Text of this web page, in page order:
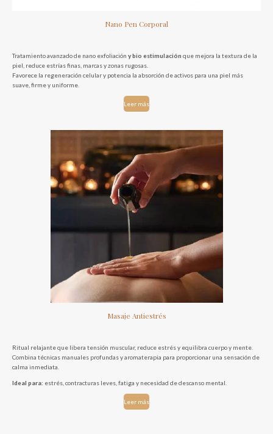
Nano Pen Corporal
Tratamiento avanzado de nano exfoliación y bio estimulación que mejora la textura de la
piel, reduce estrías finas, marcas y zonas rugosas.
Favorece la regeneración celular y potencia la absorción de activos para una piel más
suave, firme y uniforme.
Leer más
Masaje Antiestrés
Ritual relajante que libera tensión muscular, reduce estrés y equilibra cuerpo y mente.
Combina técnicas manuales profundas y aromaterapia para proporcionar una sensación de
calma inmediata.
Ideal para: estrés, contracturas leves, fatiga y necesidad de descanso mental.
Leer más